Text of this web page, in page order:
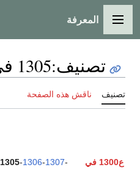
القائمة الرئيسية
المعرفة
تصنيف:1305 في الخيال
تصنيف ناقش هذه الصفحة
ع1300 في
1305-1306-1307-